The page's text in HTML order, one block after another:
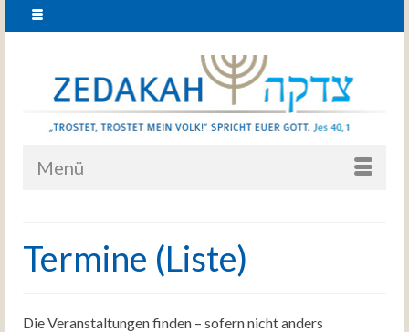
Menü
Termine (Liste)
Die Veranstaltungen finden – sofern nicht anders